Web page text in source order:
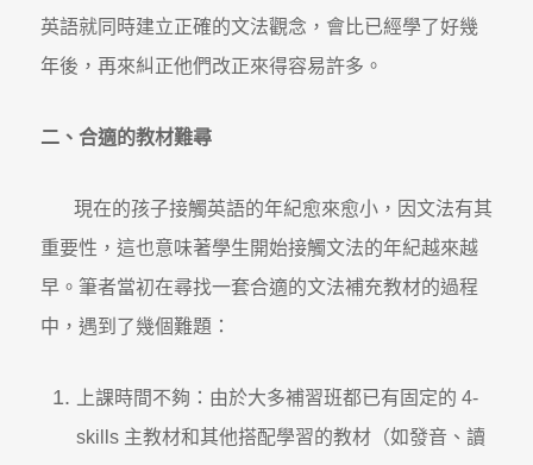
英語就同時建立正確的文法觀念，會比已經學了好幾
年後，再來糾正他們改正來得容易許多。
二、合適的教材難尋
現在的孩子接觸英語的年紀愈來愈小，因文法有其
重要性，這也意味著學生開始接觸文法的年紀越來越
早。筆者當初在尋找一套合適的文法補充教材的過程
中，遇到了幾個難題：
上課時間不夠：由於大多補習班都已有固定的 4-
skills 主教材和其他搭配學習的教材（如發音、讀